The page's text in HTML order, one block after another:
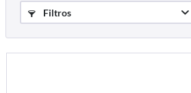
Filtros